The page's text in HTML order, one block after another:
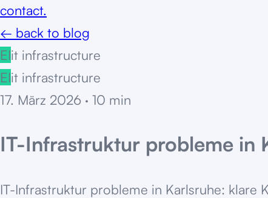
contact.
← back to blog
EIit infrastructure
EIit infrastructure
17. März 2026 · 10 min
IT-Infrastruktur probleme in
IT-Infrastruktur probleme in Karlsruhe: klare